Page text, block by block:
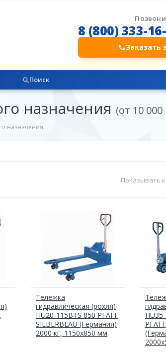
8 (800) 333-
Заказать
Поиск
назначения (от 10 000
назначения
Показывать
Тележка
гидравлическая (рохля)
HU20-115BTS 850 PFAFF
SILBERBLAU (Германия)
2000 кг, 1150х850 мм